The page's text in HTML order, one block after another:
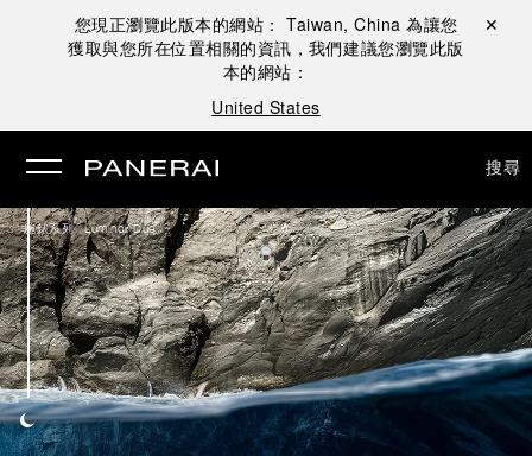
您現正瀏覽此版本的網站： Taiwan, China 為讓您
獲取與您所在位置相關的資訊，我們建議您瀏覽此版
本的網站：
United States
關閉 ✕
搜尋
腕錶系列 /Luminor Due